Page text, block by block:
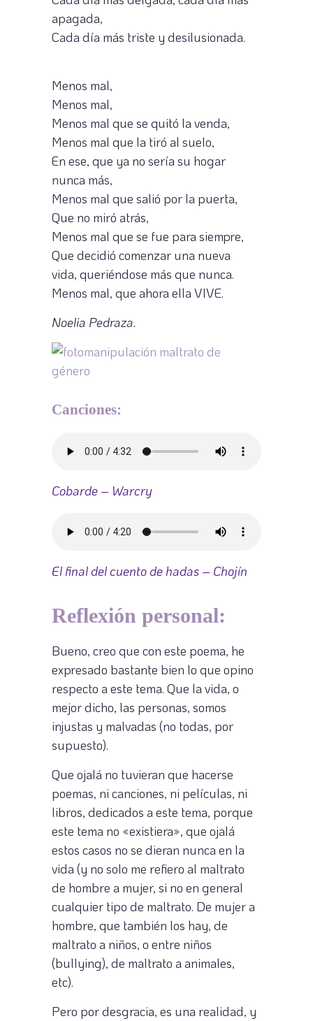
apagada,
Cada día más triste y desilusionada.
Menos mal,
Menos mal,
Menos mal que se quitó la venda,
Menos mal que la tiró al suelo,
En ese, que ya no sería su hogar
nunca más,
Menos mal que salió por la puerta,
Que no miró atrás,
Menos mal que se fue para siempre,
Que decidió comenzar una nueva
vida, queriéndose más que nunca.
Menos mal, que ahora ella VIVE.
Noelia Pedraza.
Canciones:
Cobarde – Warcry
El final del cuento de hadas – Chojín
Reflexión personal:
Bueno, creo que con este poema, he
expresado bastante bien lo que opino
respecto a este tema. Que la vida, o
mejor dicho, las personas, somos
injustas y malvadas (no todas, por
supuesto).
Que ojalá no tuvieran que hacerse
poemas, ni canciones, ni películas, ni
libros, dedicados a este tema, porque
este tema no «existiera», que ojalá
estos casos no se dieran nunca en la
vida (y no solo me refiero al maltrato
de hombre a mujer, si no en general
cualquier tipo de maltrato. De mujer a
hombre, que también los hay, de
maltrato a niños, o entre niños
(bullying), de maltrato a animales,
etc).
Pero por desgracia, es una realidad, y